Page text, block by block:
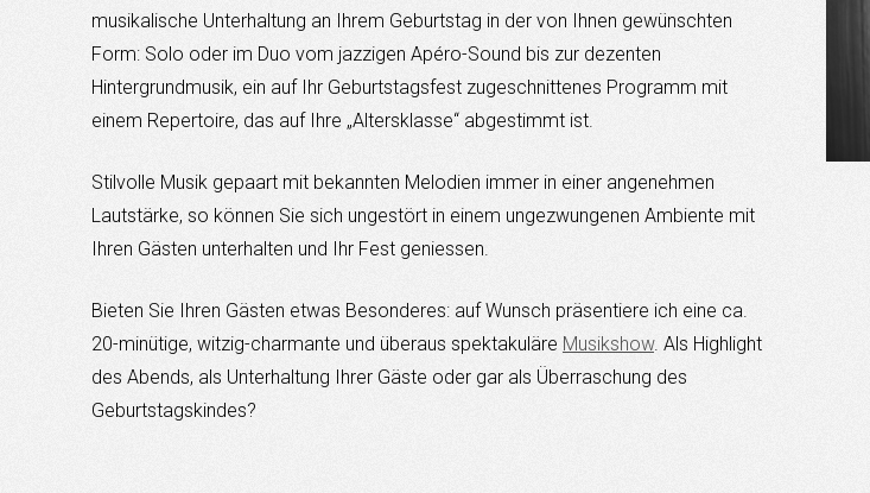
musikalische Unterhaltung an Ihrem Geburtstag in der von Ihnen gewünschten
Form: Solo oder im Duo vom jazzigen Apéro-Sound bis zur dezenten
Hintergrundmusik, ein auf Ihr Geburtstagsfest zugeschnittenes Programm mit
einem Repertoire, das auf Ihre „Altersklasse“ abgestimmt ist.
Stilvolle Musik gepaart mit bekannten Melodien immer in einer angenehmen
Lautstärke, so können Sie sich ungestört in einem ungezwungenen Ambiente mit
Ihren Gästen unterhalten und Ihr Fest geniessen.
Bieten Sie Ihren Gästen etwas Besonderes: auf Wunsch präsentiere ich eine ca.
20-minütige, witzig-charmante und überaus spektakuläre Musikshow. Als Highlight
des Abends, als Unterhaltung Ihrer Gäste oder gar als Überraschung des
Geburtstagskindes?